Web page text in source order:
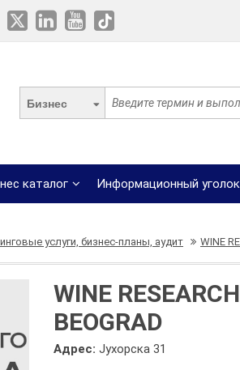
Бизнес
каталог Информационный уголок
услуги, бизнес-планы, аудит WINE
WINE
BEOGRAD
Адрес:Јухорска 31